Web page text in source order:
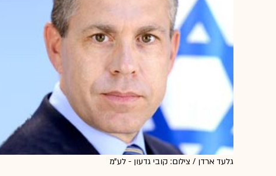
גלעד ארדן / צילום: קובי גדעון - לע"מ